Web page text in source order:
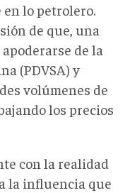
lo petrolero.
de que, una
de la
(PDVSA) y
volúmenes de
los precios
con la realidad
la influencia que